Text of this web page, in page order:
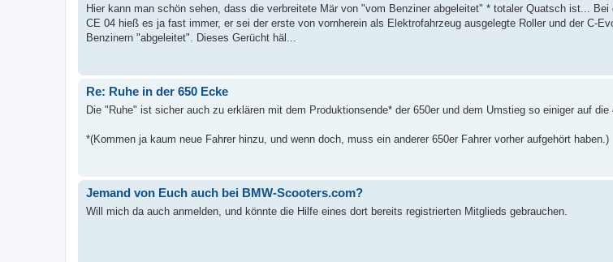
Hier kann man schön sehen, dass die verbreitete Mär von "vom Benziner abgeleitet" * totaler Quatsch ist... Bei
CE 04 hieß es ja fast immer, er sei der erste von vornherein als Elektrofahrzeug ausgelegte Roller und der C-
Benzinern "abgeleitet". Dieses Gerücht häl...
Re: Ruhe in der 650 Ecke
Die "Ruhe" ist sicher auch zu erklären mit dem Produktionsende* der 650er und dem Umstieg so einiger auf die
*(Kommen ja kaum neue Fahrer hinzu, und wenn doch, muss ein anderer 650er Fahrer vorher aufgehört haben.)
Jemand von Euch auch bei BMW-Scooters.com?
Will mich da auch anmelden, und könnte die Hilfe eines dort bereits registrierten Mitglieds gebrauchen.